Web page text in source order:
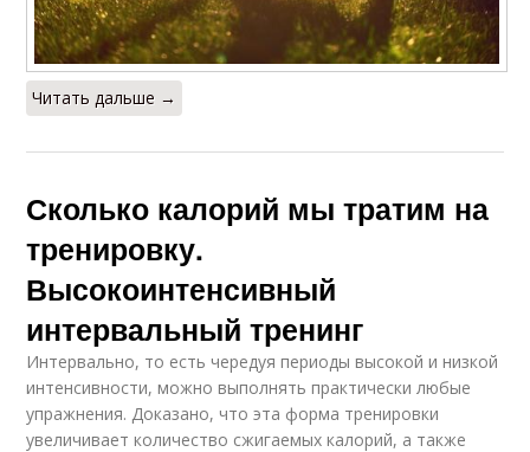
Читать дальше →
Сколько калорий мы тратим на
тренировку.
Высокоинтенсивный
интервальный тренинг
Интервально, то есть чередуя периоды высокой и низкой
интенсивности, можно выполнять практически любые
упражнения. Доказано, что эта форма тренировки
увеличивает количество сжигаемых калорий, а также